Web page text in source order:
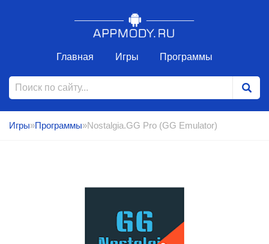
Главная Игры Программы
Игры»Программы»Nostalgia.GG Pro (GG Emulator)